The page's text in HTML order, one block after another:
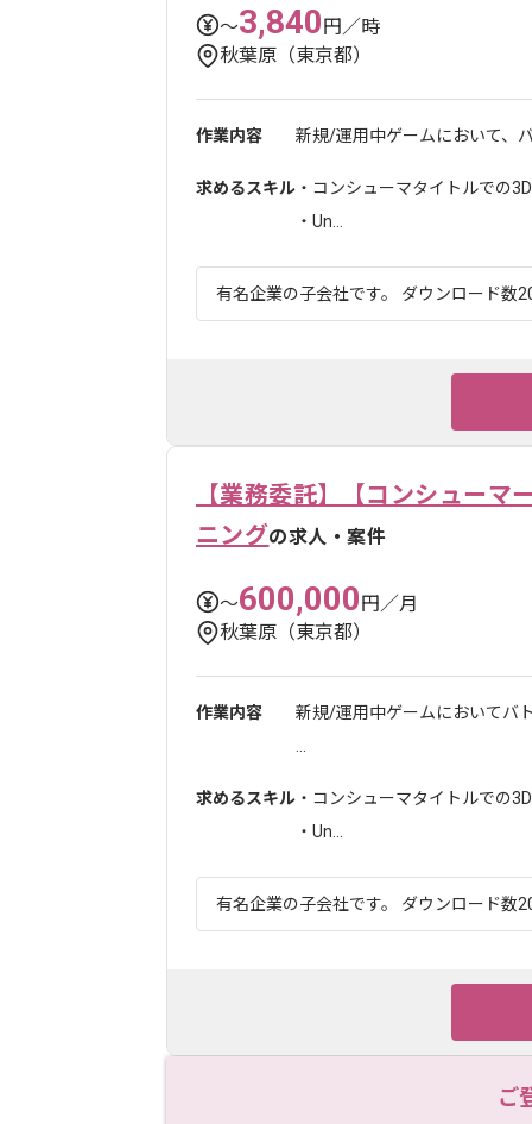
〜3,840円／時
秋葉原（東京都）
作業内容 新規/運用中ゲームにおいて、
求めるスキル ・コンシューマタイトルでの
・Un...
有名企業の子会社です。 ダウンロード数
【業務委託】【コンシュー
ニングの求人・案件
〜600,000円／月
秋葉原（東京都）
作業内容
新規/運用中ゲームにおいてバ
求めるスキル ・コンシューマタイトルでの
・Un...
有名企業の子会社です。 ダウンロード数
ご